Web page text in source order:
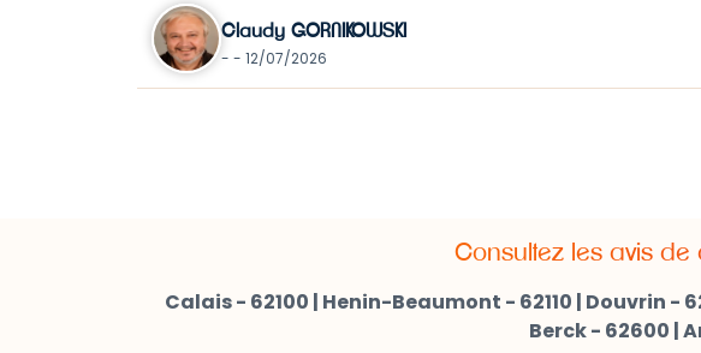
Claudy GORNIKOWSKI
- - 12/07/2026
Consultez les avis
Calais - 62100 | Henin-Beaumont - 62110 | Douvrin -
Berck - 62600 |